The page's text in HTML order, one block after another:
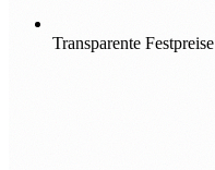
Transparente Festpreise